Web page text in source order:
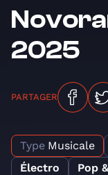
2025
PARTAGER
Type Musicale
Électro
Pop